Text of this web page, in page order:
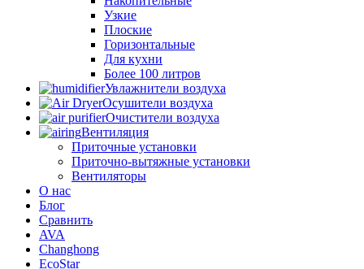
Узкие
Плоские
Горизонтальные
Для кухни
Более 100 литров
Увлажнители воздуха
Осушители воздуха
Очистители воздуха
Вентиляция
Приточные установки
Приточно-вытяжные установки
Вентиляторы
О нас
Блог
Сравнить
AVA
Changhong
EcoStar